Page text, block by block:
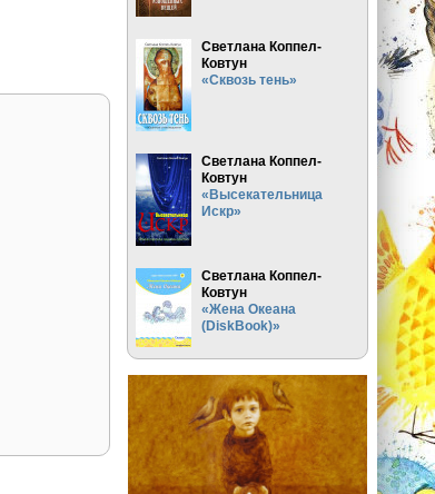
Светлана Коппел-
Ковтун
«Сквозь тень»
Светлана Коппел-
Ковтун
«Высекательница
Искр»
Светлана Коппел-
Ковтун
«Жена Океана
(DiskBook)»